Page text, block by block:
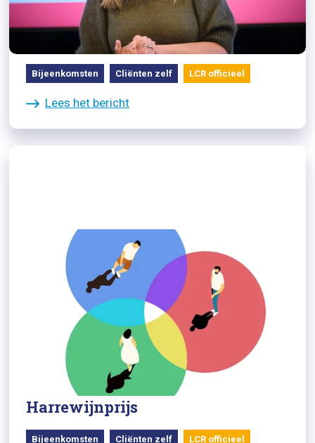
Minister Carola Schouten houdt
de Ab Harrewijnrede op 13 mei
Bijeenkomsten Cliënten zelf LCR officieel
Lees het bericht
12/05/2023
Volg online: Met elkaar, nooit
alleen met Carola Schouten en Ab
Harrewijnprijs
Bijeenkomsten Cliënten zelf LCR officieel